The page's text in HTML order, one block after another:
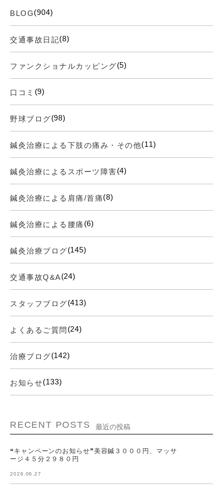
BLOG(904)
交通事故日記(8)
ファンクショナルカッピング(5)
口コミ (9)
野球ブログ(98)
鍼灸治療による下肢の痛み・その他(11)
鍼灸治療によるスポーツ障害(4)
鍼灸治療による肩痛/首痛(8)
鍼灸治療による腰痛 (6)
鍼灸治療ブログ(145)
交通事故Q&A(24)
スタッフブログ(413)
よくあるご質問 (24)
治療ブログ(142)
お知らせ(133)
RECENT POSTS 最近の投稿
❝キャンペーンのお知らせ❞美容鍼３０００円、マッサ
ージ４５分２９８０円
2026.06.27